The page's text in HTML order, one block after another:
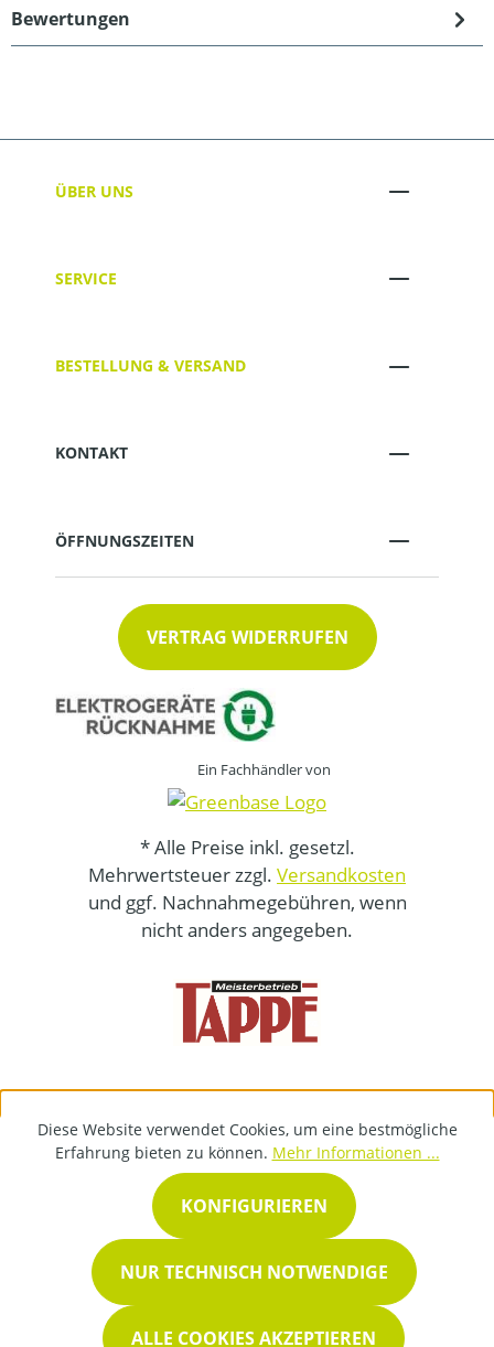
Bewertungen
ÜBER UNS
SERVICE
BESTELLUNG & VERSAND
KONTAKT
ÖFFNUNGSZEITEN
VERTRAG WIDERRUFEN
Ein Fachhändler von
* Alle Preise inkl. gesetzl.
Mehrwertsteuer zzgl. Versandkosten
und ggf. Nachnahmegebühren, wenn
nicht anders angegeben.
Diese Website verwendet Cookies, um eine bestmögliche
Erfahrung bieten zu können. Mehr Informationen ...
NUR TECHNISCH NOTWENDIGE
KONFIGURIEREN
ALLE COOKIES AKZEPTIEREN